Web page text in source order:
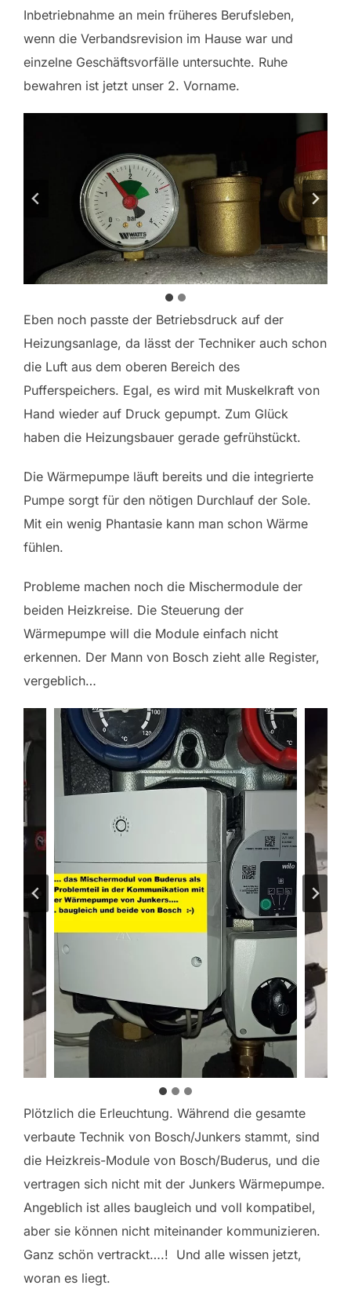
Inbetriebnahme an mein früheres Berufsleben,
wenn die Verbandsrevision im Hause war und
einzelne Geschäftsvorfälle untersuchte. Ruhe
bewahren ist jetzt unser 2. Vorname.
Eben noch passte der Betriebsdruck auf der
Heizungsanlage, da lässt der Techniker auch schon
die Luft aus dem oberen Bereich des
Pufferspeichers. Egal, es wird mit Muskelkraft von
Hand wieder auf Druck gepumpt. Zum Glück
haben die Heizungsbauer gerade gefrühstückt.
Die Wärmepumpe läuft bereits und die integrierte
Pumpe sorgt für den nötigen Durchlauf der Sole.
Mit ein wenig Phantasie kann man schon Wärme
fühlen.
Probleme machen noch die Mischermodule der
beiden Heizkreise. Die Steuerung der
Wärmepumpe will die Module einfach nicht
erkennen. Der Mann von Bosch zieht alle Register,
vergeblich…
Plötzlich die Erleuchtung. Während die gesamte
verbaute Technik von Bosch/Junkers stammt, sind
die Heizkreis-Module von Bosch/Buderus, und die
vertragen sich nicht mit der Junkers Wärmepumpe.
Angeblich ist alles baugleich und voll kompatibel,
aber sie können nicht miteinander kommunizieren.
Ganz schön vertrackt….! Und alle wissen jetzt,
woran es liegt.